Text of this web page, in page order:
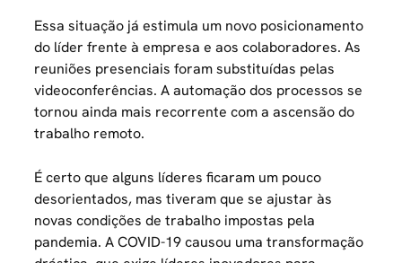
Essa situação já estimula um novo posicionamento
do líder frente à empresa e aos colaboradores. As
reuniões presenciais foram substituídas pelas
videoconferências. A automação dos processos se
tornou ainda mais recorrente com a ascensão do
trabalho remoto.
É certo que alguns líderes ficaram um pouco
desorientados, mas tiveram que se ajustar às
novas condições de trabalho impostas pela
pandemia. A COVID-19 causou uma transformação